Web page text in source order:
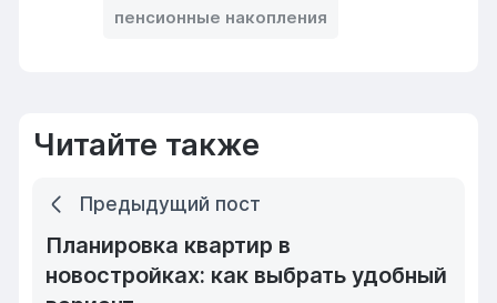
пенсионные накопления
Читайте также
Предыдущий пост
Планировка квартир в
новостройках: как выбрать удобный